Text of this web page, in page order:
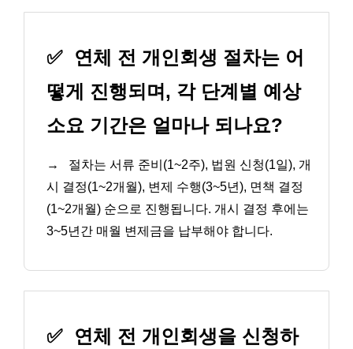
✅
연체 전 개인회생 절차는 어
떻게 진행되며, 각 단계별 예상
소요 기간은 얼마나 되나요?
→
절차는 서류 준비(1~2주), 법원 신청(1일), 개
시 결정(1~2개월), 변제 수행(3~5년), 면책 결정
(1~2개월) 순으로 진행됩니다. 개시 결정 후에는
3~5년간 매월 변제금을 납부해야 합니다.
✅
연체 전 개인회생을 신청하